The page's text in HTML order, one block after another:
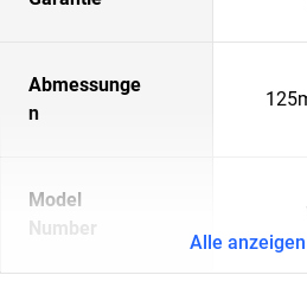
Abmessunge
n
Model
Number
Alle anzeigen